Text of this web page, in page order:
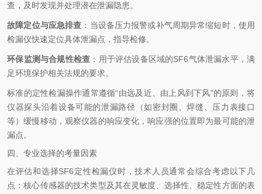
查，及时发现并处理潜在泄漏隐患。
故障定位与应急排查 ‌：当设备压力报警或补气周期异常缩短时，使用
检漏仪快速定位具体泄漏点，指导检修。
环保监测与合规性检查 ‌：用于评估设备区域的SF6气体泄漏水平，满
足环境保护相关法规的要求。
标准的定性检漏操作通常遵循“由远及近、由上风到下风"的原则，将
仪器探头沿着设备可能的泄漏路径（如密封圈、焊缝、压力表接口
等）缓慢移动，观察仪器的响应变化，响应强的位置即为最可能的泄
漏点。
四、专业选择的考量因素
在评估和选择SF6定性检漏仪时，技术人员通常会综合考虑以下几
点：核心传感器的技术类型及其在灵敏度、选择性、稳定性方面的表